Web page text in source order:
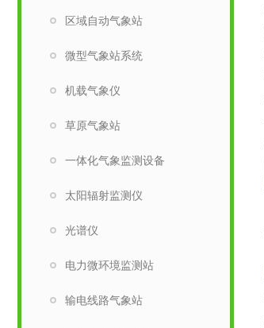
区域自动气象站
微型气象站系统
机载气象仪
草原气象站
一体化气象监测设备
太阳辐射监测仪
光谱仪
电力微环境监测站
输电线路气象站